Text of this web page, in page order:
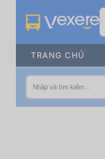
TRANG CHỦ